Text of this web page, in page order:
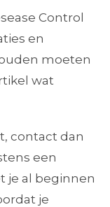
Control
en
moeten
wat
contact dan
een
je al beginnen
je